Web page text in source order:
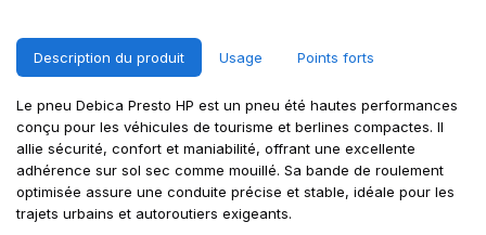
Description du produit Usage Points forts
Le pneu Debica Presto HP est un pneu été hautes performances
conçu pour les véhicules de tourisme et berlines compactes. Il
allie sécurité, confort et maniabilité, offrant une excellente
adhérence sur sol sec comme mouillé. Sa bande de roulement
optimisée assure une conduite précise et stable, idéale pour les
trajets urbains et autoroutiers exigeants.